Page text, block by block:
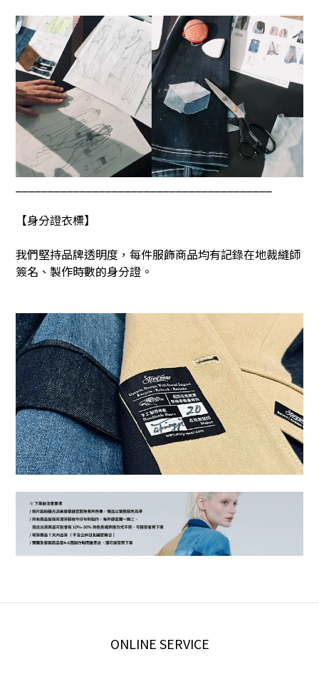
【身分證衣標】
我們堅持品牌透明度，每件服飾商品均有記錄在地裁縫師
簽名、製作時數的身分證。
ONLINE SERVICE